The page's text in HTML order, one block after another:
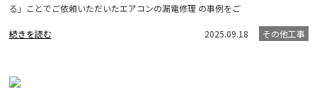
る」ことでご依頼いただいたエアコンの漏電修理 の事例をご
続きを読む 2025.09.18 その他工事